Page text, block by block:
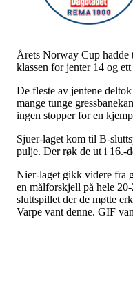
Årets Norway Cup hadde
klassen for jenter 14 og
De fleste av jentene
mange tunge
ingen stopper for en
Sjuer-laget kom til B-
pulje. Der røk de ut i 16.-
Nier-laget gikk videre fra
en målforskjell på hele
sluttspillet der de møtte
Varpe vant denne. GIF